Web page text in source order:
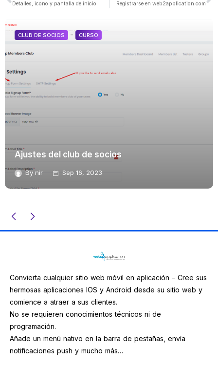
Detalles, icono y pantalla de inicio Registrarse en web2application.com
CLUB DE SOCIOS - CURSO
Ajustes del club de socios
By nir Sep 16, 2023
Convierta cualquier sitio web móvil en aplicación – Cree sus
hermosas aplicaciones IOS y Android desde su sitio web y
comience a atraer a sus clientes.
No se requieren conocimientos técnicos ni de
programación.
Añade un menú nativo en la barra de pestañas, envía
notificaciones push y mucho más…